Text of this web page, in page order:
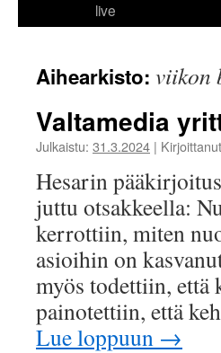
live
Aihearkisto: viikon
Valtamedia
Julkaistu: 31.3.2024 |
Hesarin
juttu otsakkeella:
kerrottiin, miten
asioihin on
myös todettiin, että
painotettiin, että
Lue loppuun →